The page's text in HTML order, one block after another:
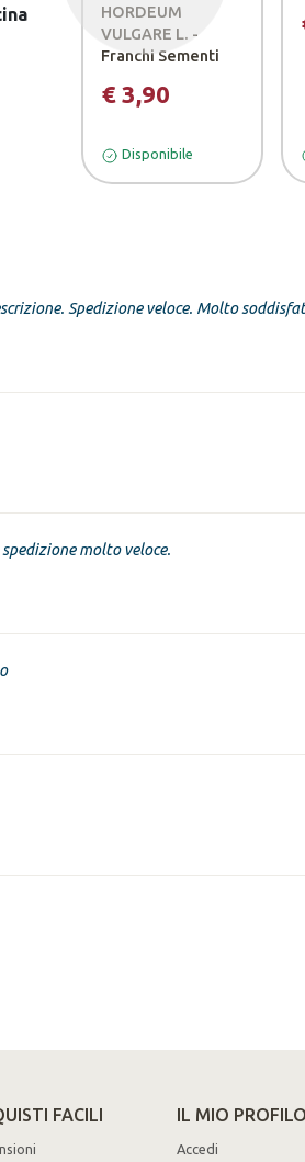
HORDEUM
VULGARE L. -
Franchi Sementi
€ 3,90
Disponibile
Spedizione veloce. Molto
molto veloce.
FACILI IL MIO
Accedi